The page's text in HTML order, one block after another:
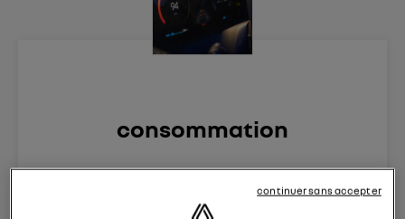
consommation
Le26 janvier 2022à12:51
RENAULTcontinuer sans accepter